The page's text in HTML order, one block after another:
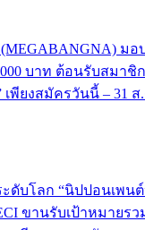
มอ
บาท ต้อนรับสมาชิ
เพียงสมัครวันนี้ – 31 ส
ดับโลก “นิปปอนเพนต์
ขานรับเป้าหมายร